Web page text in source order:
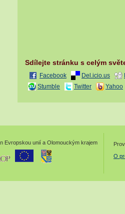
Sdílejte stránku s celým
Facebook Del.icio.us
Stumble
Twitter Yahoo
Evropskou unií a Olomouckým krajem
O